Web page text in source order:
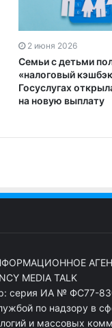
2 июня 2026
Семьи с детьми
«налоговый
Госуслугах
на новую выплату
MEDIA TALK
серия ИА № ФС77-
по надзору в
и массовых